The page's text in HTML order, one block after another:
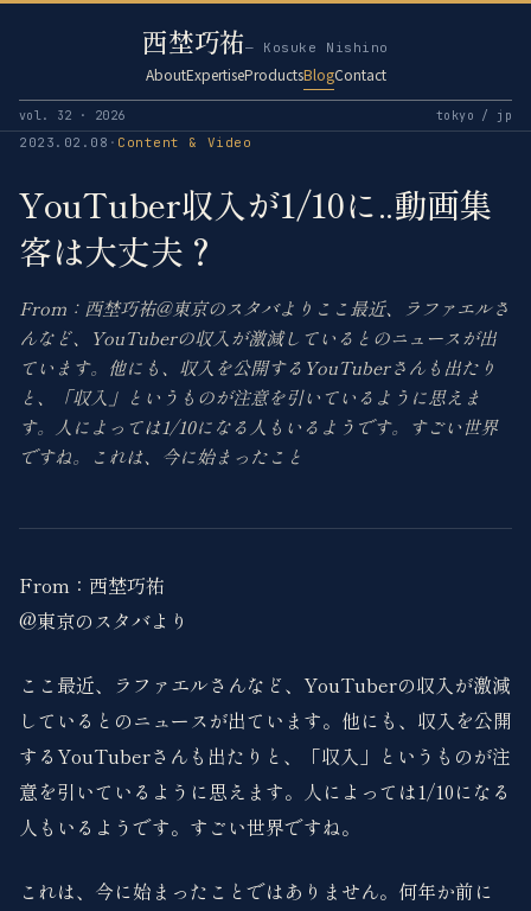
西埜巧祐— Kosuke Nishino
AboutExpertiseProductsBlogContact
vol. 32 · 2026 tokyo / jp
2023.02.08 · Content & Video
YouTuber収入が1/10に..動画集
客は大丈夫？
From：西埜巧祐@東京のスタバよりここ最近、ラファエルさ
んなど、YouTuberの収入が激減しているとのニュースが出
ています。他にも、収入を公開するYouTuberさんも出たり
と、「収入」というものが注意を引いているように思えま
す。人によっては1/10になる人もいるようです。すごい世界
ですね。これは、今に始まったこと
From：西埜巧祐
@東京のスタバより
ここ最近、ラファエルさんなど、YouTuberの収入が激減
しているとのニュースが出ています。他にも、収入を公開
するYouTuberさんも出たりと、「収入」というものが注
意を引いているように思えます。人によっては1/10になる
人もいるようです。すごい世界ですね。
これは、今に始まったことではありません。何年か前に